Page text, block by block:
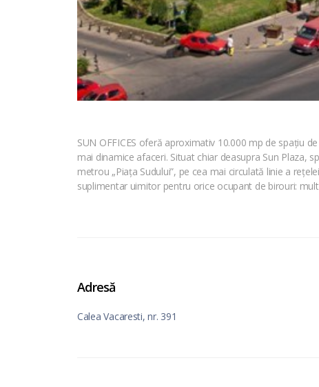
SUN OFFICES oferă aproximativ 10.000 mp de spațiu
mai dinamice afaceri. Situat chiar deasupra Sun Plaza,
metrou „Piața Sudului”, pe cea mai circulată linie a
suplimentar uimitor pentru orice ocupant de birouri:
Adresă
Calea Vacaresti, nr. 391